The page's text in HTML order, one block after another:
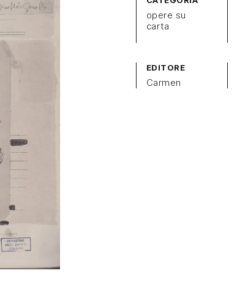
opere su
carta
EDITORE
Carmen